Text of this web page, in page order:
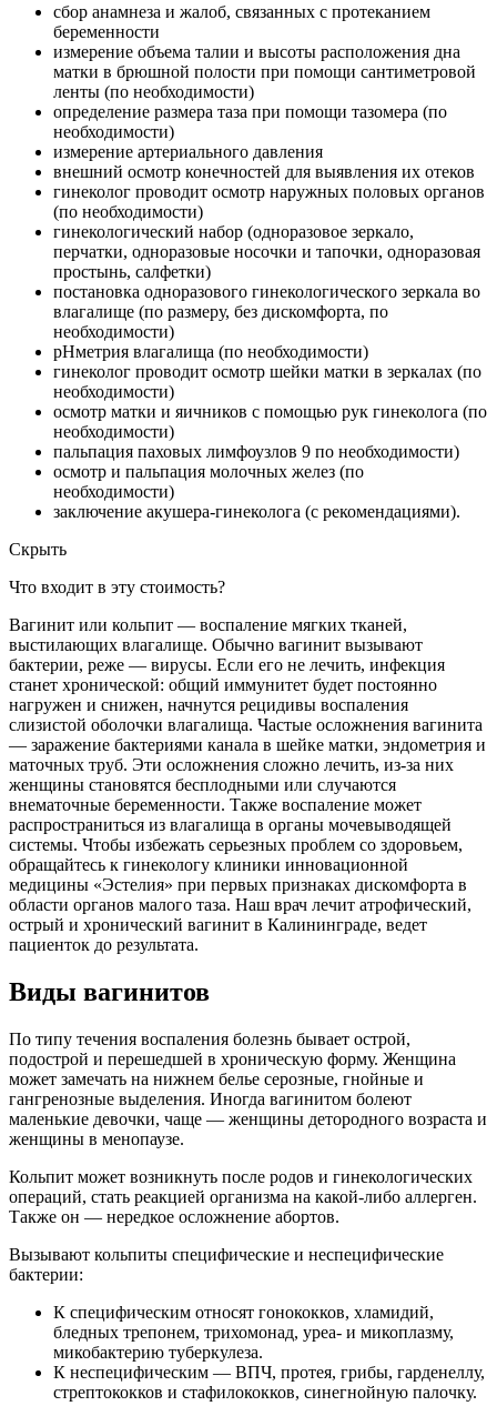
сбор анамнеза и жалоб, связанных с протеканием
беременности
измерение объема талии и высоты расположения дна
матки в брюшной полости при помощи сантиметровой
ленты (по необходимости)
определение размера таза при помощи тазомера (по
необходимости)
измерение артериального давления
внешний осмотр конечностей для выявления их отеков
гинеколог проводит осмотр наружных половых органов
(по необходимости)
гинекологический набор (одноразовое зеркало,
перчатки, одноразовые носочки и тапочки, одноразовая
простынь, салфетки)
постановка одноразового гинекологического зеркала во
влагалище (по размеру, без дискомфорта, по
необходимости)
pHметрия влагалища (по необходимости)
гинеколог проводит осмотр шейки матки в зеркалах (по
необходимости)
осмотр матки и яичников с помощью рук гинеколога (по
необходимости)
пальпация паховых лимфоузлов 9 по необходимости)
осмотр и пальпация молочных желез (по
необходимости)
заключение акушера-гинеколога (с рекомендациями).
Скрыть
Что входит в эту стоимость?
Вагинит или кольпит — воспаление мягких тканей,
выстилающих влагалище. Обычно вагинит вызывают
бактерии, реже — вирусы. Если его не лечить, инфекция
станет хронической: общий иммунитет будет постоянно
нагружен и снижен, начнутся рецидивы воспаления
слизистой оболочки влагалища. Частые осложнения вагинита
— заражение бактериями канала в шейке матки, эндометрия и
маточных труб. Эти осложнения сложно лечить, из-за них
женщины становятся бесплодными или случаются
внематочные беременности. Также воспаление может
распространиться из влагалища в органы мочевыводящей
системы. Чтобы избежать серьезных проблем со здоровьем,
обращайтесь к гинекологу клиники инновационной
медицины «Эстелия» при первых признаках дискомфорта в
области органов малого таза. Наш врач лечит атрофический,
острый и хронический вагинит в Калининграде, ведет
пациенток до результата.
Виды вагинитов
По типу течения воспаления болезнь бывает острой,
подострой и перешедшей в хроническую форму. Женщина
может замечать на нижнем белье серозные, гнойные и
гангренозные выделения. Иногда вагинитом болеют
маленькие девочки, чаще — женщины детородного возраста и
женщины в менопаузе.
Кольпит может возникнуть после родов и гинекологических
операций, стать реакцией организма на какой-либо аллерген.
Также он — нередкое осложнение абортов.
Вызывают кольпиты специфические и неспецифические
бактерии:
К специфическим относят гонококков, хламидий,
бледных трепонем, трихомонад, уреа- и микоплазму,
микобактерию туберкулеза.
К неспецифическим — ВПЧ, протея, грибы, гарденеллу,
стрептококков и стафилококков, синегнойную палочку.